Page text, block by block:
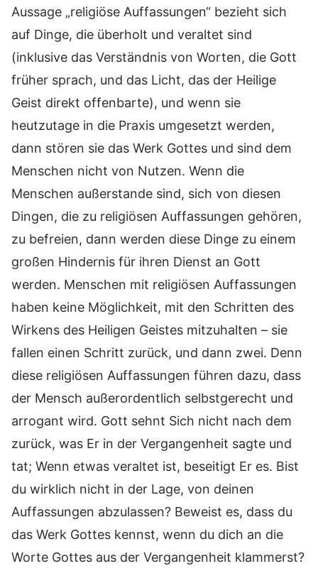
Aussage „religiöse Auffassungen“ bezieht sich
auf Dinge, die überholt und veraltet sind
(inklusive das Verständnis von Worten, die Gott
früher sprach, und das Licht, das der Heilige
Geist direkt offenbarte), und wenn sie
heutzutage in die Praxis umgesetzt werden,
dann stören sie das Werk Gottes und sind dem
Menschen nicht von Nutzen. Wenn die
Menschen außerstande sind, sich von diesen
Dingen, die zu religiösen Auffassungen gehören,
zu befreien, dann werden diese Dinge zu einem
großen Hindernis für ihren Dienst an Gott
werden. Menschen mit religiösen Auffassungen
haben keine Möglichkeit, mit den Schritten des
Wirkens des Heiligen Geistes mitzuhalten – sie
fallen einen Schritt zurück, und dann zwei. Denn
diese religiösen Auffassungen führen dazu, dass
der Mensch außerordentlich selbstgerecht und
arrogant wird. Gott sehnt Sich nicht nach dem
zurück, was Er in der Vergangenheit sagte und
tat; Wenn etwas veraltet ist, beseitigt Er es. Bist
du wirklich nicht in der Lage, von deinen
Auffassungen abzulassen? Beweist es, dass du
das Werk Gottes kennst, wenn du dich an die
Worte Gottes aus der Vergangenheit klammerst?